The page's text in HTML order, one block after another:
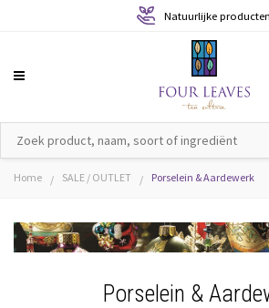
Natuurlijke producten
Home / SALE / OUTLET / Porselein & Aardewerk
Porselein &